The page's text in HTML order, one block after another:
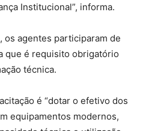
Institucional”, informa.
os agentes participaram de
que é requisito obrigatório
técnica.
é “dotar o efetivo dos
equipamentos modernos,